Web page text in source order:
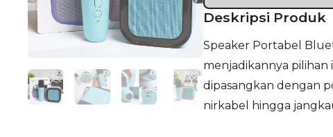
Bluetooth
K12
Deskripsi Produk
Speaker Portabel
menjadikannya
dipasangkan dengan
nirkabel hingga